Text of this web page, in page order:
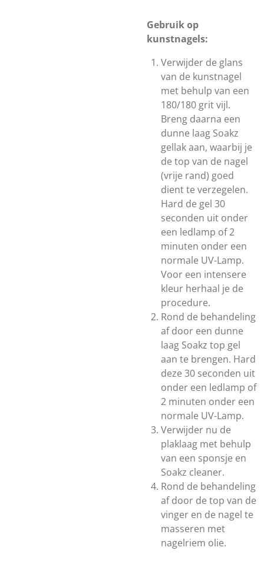
Gebruik op
kunstnagels:
Verwijder de glans
van de kunstnagel
met behulp van een
180/180 grit vijl.
Breng daarna een
dunne laag Soakz
gellak aan, waarbij je
de top van de nagel
(vrije rand) goed
dient te verzegelen.
Hard de gel 30
seconden uit onder
een ledlamp of 2
minuten onder een
normale UV-Lamp.
Voor een intensere
kleur herhaal je de
procedure.
Rond de behandeling
af door een dunne
laag Soakz top gel
aan te brengen. Hard
deze 30 seconden uit
onder een ledlamp of
2 minuten onder een
normale UV-Lamp.
Verwijder nu de
plaklaag met behulp
van een sponsje en
Soakz cleaner.
Rond de behandeling
af door de top van de
vinger en de nagel te
masseren met
nagelriem olie.